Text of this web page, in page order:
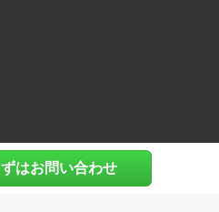
はお問い合わせ